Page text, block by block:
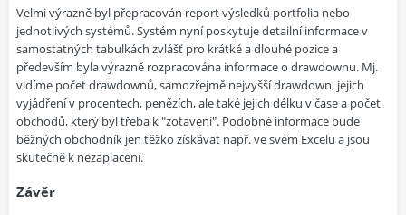
Velmi výrazně byl přepracován report výsledků portfolia nebo
jednotlivých systémů. Systém nyní poskytuje detailní informace v
samostatných tabulkách zvlášť pro krátké a dlouhé pozice a
především byla výrazně rozpracována informace o drawdownu. Mj.
vidíme počet drawdownů, samozřejmě nejvyšší drawdown, jejich
vyjádření v procentech, penězích, ale také jejich délku v čase a počet
obchodů, který byl třeba k "zotavení". Podobné informace bude
běžných obchodník jen těžko získávat např. ve svém Excelu a jsou
skutečně k nezaplacení.
Závěr